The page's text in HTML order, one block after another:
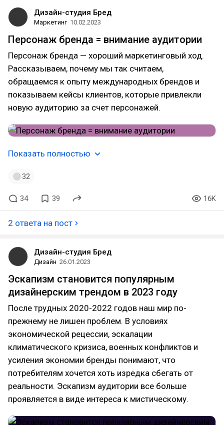
Дизайн-студия Бред
Маркетинг 10.02.2023
Персонаж бренда = внимание аудитории
Персонаж бренда — хороший маркетинговый ход.
Рассказываем, почему мы так считаем,
обращаемся к опыту международных брендов и
показываем кейсы клиентов, которые привлекли
новую аудиторию за счет персонажей.
Показать полностью
32
34 39 16K
2 ответа на пост
Дизайн-студия Бред
Дизайн 26.01.2023
Эскапизм становится популярным
дизайнерским трендом в 2023 году
После трудных 2020-2022 годов наш мир по-
прежнему не лишен проблем. В условиях
экономической рецессии, эскалации
климатического кризиса, военных конфликтов и
усиления экономии бренды понимают, что
потребителям хочется хоть изредка сбегать от
реальности. Эскапизм аудитории все больше
проявляется в виде интереса к мистическому.